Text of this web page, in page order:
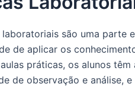
são uma parte
de aplicar os
práticas, os alunos
de observação e análise,